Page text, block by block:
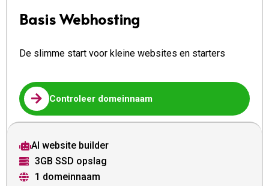
Basis Webhosting
De slimme start voor kleine websites en starters
 Controleer domeinnaam
AI website builder
 3GB SSD opslag
 1 domeinnaam